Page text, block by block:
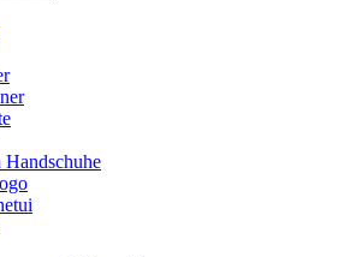
Handschuhe